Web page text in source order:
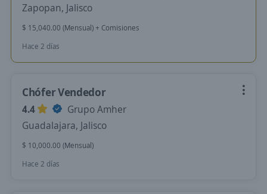
Zapopan, Jalisco
$ 15,040.00 (Mensual) + Comisiones
Hace 2 días
Chófer Vendedor
4.4
Grupo Amher
Guadalajara, Jalisco
$ 10,000.00 (Mensual)
Hace 2 días